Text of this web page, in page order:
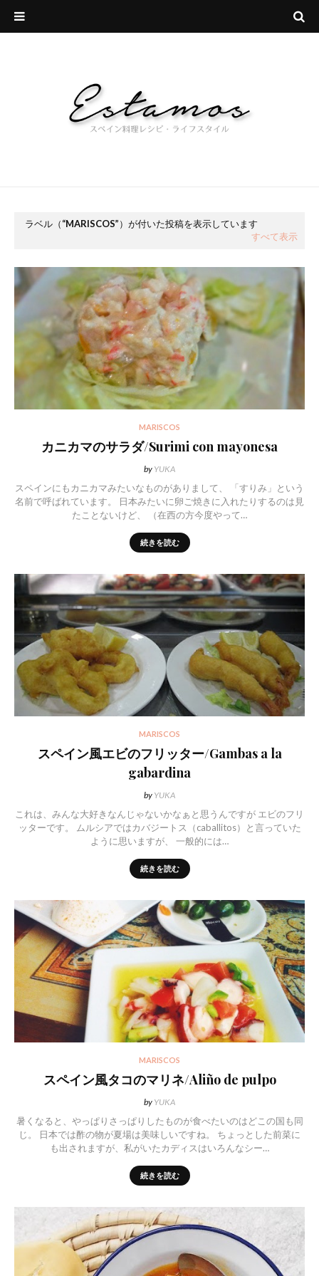
ラベル（ MARISCOS ）が付いた投稿を表示しています
すべて表示
MARISCOS
カニカマのサラダ/Surimi con mayonesa
by YUKA
スペインにもカニカマみたいなものがありまして、 「すりみ」という
名前で呼ばれています。 日本みたいに卵ご焼きに入れたりするのは見
たことないけど、 （在西の方今度やって…
続きを読む
MARISCOS
スペイン風エビのフリッター/Gambas a la
gabardina
by YUKA
これは、みんな大好きなんじゃないかなぁと思うんですが エビのフリ
ッターです。 ムルシアではカバジートス（caballitos）と言っていた
ように思いますが、 一般的には…
続きを読む
MARISCOS
スペイン風タコのマリネ/Aliño de pulpo
by YUKA
暑くなると、やっぱりさっぱりしたものが食べたいのはどこの国も同
じ。 日本では酢の物が夏場は美味しいですね。 ちょっとした前菜に
も出されますが、私がいたカディスはいろんなシー…
続きを読む